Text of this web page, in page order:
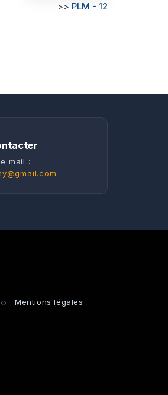
>> PLM - 12
mail :
Mentions légales